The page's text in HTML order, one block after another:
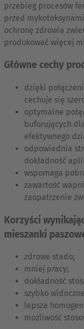
przebieg procesów
przed
ochronę zdrowia
produkować więcej
Główne cechy
dzięki
cechuje się
optymalne
buforujących
efektywnego
odpowiednia
dokładność
wspomaga
zawartość
zaopatrzenie
Korzyści
mieszanki
zdrowe stado;
mniej pracy;
dokładność
szybko
lepsza
możliwość